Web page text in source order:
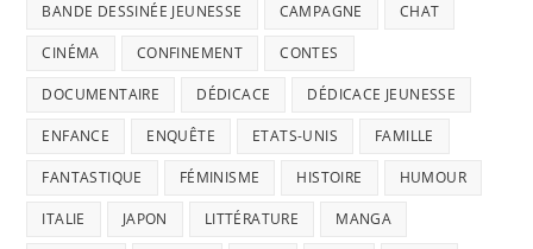
BANDE DESSINÉE JEUNESSE CAMPAGNE CHAT
CINÉMA CONFINEMENT CONTES
DOCUMENTAIRE DÉDICACE DÉDICACE JEUNESSE
ENFANCE ENQUÊTE ETATS-UNIS FAMILLE
FANTASTIQUE FÉMINISME HISTOIRE HUMOUR
ITALIE JAPON LITTÉRATURE MANGA